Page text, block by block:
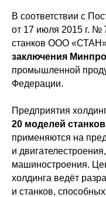
В соответствии с
от 17 июля 2015 г. №
станков ООО
заключения
промышленной
Федерации.
Предприятия
20 моделей станков
применяются на
и
машиностроения.
холдинга ведёт
и станков,